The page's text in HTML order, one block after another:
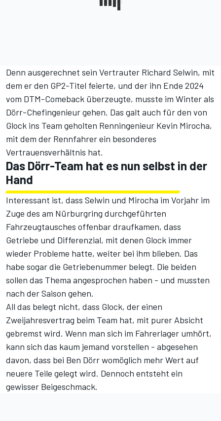
Denn ausgerechnet sein Vertrauter Richard Selwin, mit
dem er den GP2-Titel feierte, und der ihn Ende 2024
vom DTM-Comeback überzeugte, musste im Winter als
Dörr-Chefingenieur gehen. Das galt auch für den von
Glock ins Team geholten Renningenieur Kevin Mirocha,
mit dem der Rennfahrer ein besonderes
Vertrauensverhältnis hat.
Das Dörr-Team hat es nun selbst in der
Hand
Interessant ist, dass Selwin und Mirocha im Vorjahr im
Zuge des am Nürburgring durchgeführten
Fahrzeugtausches offenbar draufkamen, dass
Getriebe und Differenzial, mit denen Glock immer
wieder Probleme hatte, weiter bei ihm blieben. Das
habe sogar die Getriebenummer belegt. Die beiden
sollen das Thema angesprochen haben - und mussten
nach der Saison gehen.
All das belegt nicht, dass Glock, der einen
Zweijahresvertrag beim Team hat, mit purer Absicht
gebremst wird. Wenn man sich im Fahrerlager umhört,
kann sich das kaum jemand vorstellen - abgesehen
davon, dass bei Ben Dörr womöglich mehr Wert auf
neuere Teile gelegt wird. Dennoch entsteht ein
gewisser Beigeschmack.